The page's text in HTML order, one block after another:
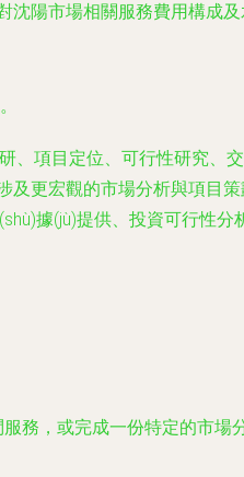
陽市場相關服務費用構成及
、項目定位、可行性研究、
更宏觀的市場分析與項目策
據(jù)提供、投資可行性
務，或完成一份特定的市